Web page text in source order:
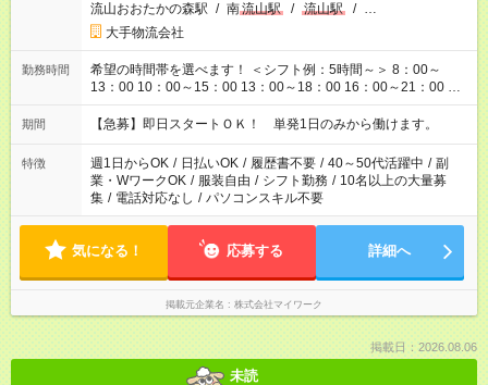
流山おおたかの森駅 / 南流山駅 / 流山駅 / …
大手物流会社
勤務時間
希望の時間帯を選べます！ ＜シフト例：5時間～＞ 8：00～
13：00 10：00～15：00 13：00～18：00 16：00～21：00 ＜
シフト例：8時間～＞ ・10：00～19：00 ・13：00～22：00 ・
22：00～翌6：00 など！是非ご希望をお聞かせください！
期間 【急募】即日スタートＯＫ！ 単発1日のみから働けます。
特徴 週1日からOK / 日払いOK / 履歴書不要 / 40～50代活躍中 / 副
業・WワークOK / 服装自由 / シフト勤務 / 10名以上の大量募
集 / 電話対応なし / パソコンスキル不要
気になる！ 応募する 詳細へ
掲載元企業名 株式会社マイワーク
掲載日：2026.08.06
未読